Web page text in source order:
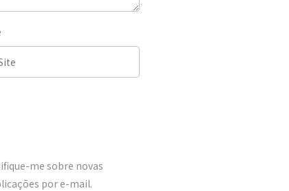
me sobre novas
por e-mail.